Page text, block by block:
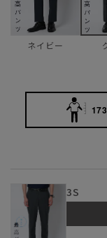
ネイビー
3S